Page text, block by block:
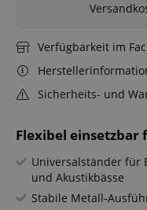
Flexibel einsetzbar
Universalständer für
und Akustikbässe
Stabile Metall-
Verfügbarkeit im
Sicherheits- und